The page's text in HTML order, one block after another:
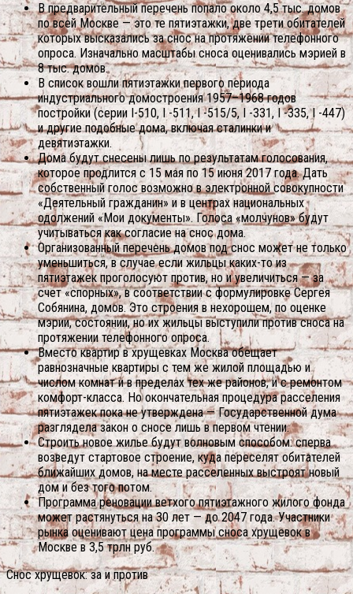
В предварительный перечень попало около 4,5 тыс. домов
по всей Москве — это те пятиэтажки, две трети обитателей
которых высказались за снос на протяжении телефонного
опроса. Изначально масштабы сноса оценивались мэрией в
8 тыс. домов.
В список вошли пятиэтажки первого периода
индустриального домостроения 1957–1968 годов
постройки (серии I-510, I -511, I -515/5, I -331, I -335, I -447)
и другие подобные дома, включая сталинки и
девятиэтажки.
Дома будут снесены лишь по результатам голосования,
которое продлится с 15 мая по 15 июня 2017 года. Дать
собственный голос возможно в электронной совокупности
«Деятельный гражданин» и в центрах национальных
одолжений «Мои документы». Голоса «молчунов» будут
учитываться как согласие на снос дома.
Организованный перечень домов под снос может не только
уменьшиться, в случае если жильцы каких-то из
пятиэтажек проголосуют против, но и увеличиться — за
счет «спорных», в соответствии с формулировке Сергея
Собянина, домов. Это строения в нехорошем, по оценке
мэрии, состоянии, но их жильцы выступили против сноса на
протяжении телефонного опроса.
Вместо квартир в хрущевках Москва обещает
равнозначные квартиры с тем же жилой площадью и
числом комнат и в пределах тех же районов, и с ремонтом
комфорт-класса. Но окончательная процедура расселения
пятиэтажек пока не утверждена — Государственной дума
разглядела закон о сносе лишь в первом чтении.
Строить новое жилье будут волновым способом: сперва
возведут стартовое строение, куда переселят обитателей
ближайших домов, на месте расселенных выстроят новый
дом и без того потом.
Программа реновации ветхого пятиэтажного жилого фонда
может растянуться на 30 лет — до 2047 года. Участники
рынка оценивают цена программы сноса хрущевок в
Москве в 3,5 трлн руб.
Снос хрущевок: за и против